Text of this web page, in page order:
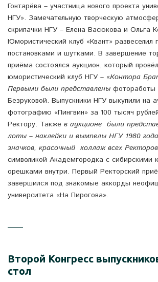
Гонтарёва – участница нового проекта
НГУ». Замечательную творческую
скрипачки НГУ – Елена Васюкова и Ольга
Юмористический клуб «Квант» развеселил
постановками и шутками. В завершение
приёма состоялся аукцион, который
юмористический клуб НГУ – «Контора
Первыми были представлены фотоработы
Безруковой. Выпускники НГУ выкупили на
фотографию «Пингвин» за 100 тысяч
Ректору. Также в аукционе были
лоты – наклейки и вымпелы НГУ 1980
значков, красочный коллаж всех
символикой Академгородка с сибирскими
орешками внутри. Первый Ректорский
завершился под знакомые аккорды
университета «На Пирогова».
Второй Конгресс
стол